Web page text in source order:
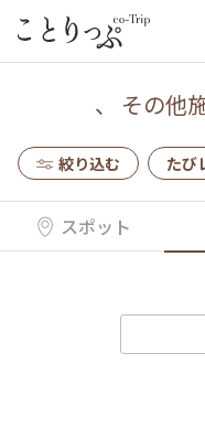
、 その他
絞り込む たび
スポット